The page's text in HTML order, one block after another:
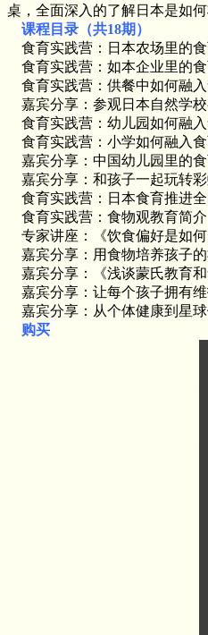
桌，全面深入的了解日本是如
课程目录（共18期）
食育实践营：日本农场里的食
食育实践营：如本企业里的
食育实践营：供餐中如何融
嘉宾分享：参观日本自然学
食育实践营：幼儿园如何融
食育实践营：小学如何融入
嘉宾分享：中国幼儿园里的
嘉宾分享：和孩子一起玩转
食育实践营：日本食育推进全
食育实践营：食物观教育简介
专家讲座：《饮食偏好是如何
嘉宾分享：用食物培养孩子
嘉宾分享：《浅谈蒙氏教育和
嘉宾分享：让每个孩子拥有
嘉宾分享：从个体健康到星
购买